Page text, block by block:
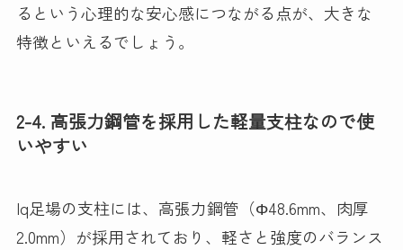
るという心理的な安心感につながる点が、大きな
特徴といえるでしょう。
2-4. 高張力鋼管を採用した軽量支柱なので使
いやすい
Iq足場の支柱には、高張力鋼管（Φ48.6mm、肉厚
2.0mm）が採用されており、軽さと強度のバランス